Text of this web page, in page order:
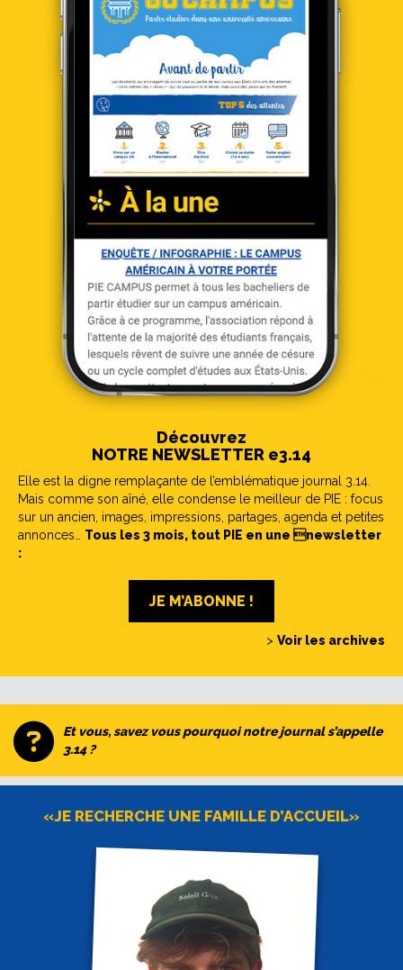
Découvrez
NOTRE NEWSLETTER e3.14
Elle est la digne remplaçante de l’emblématique journal 3.14.
Mais comme son aîné, elle condense le meilleur de PIE : focus
sur un ancien, images, impressions, partages, agenda et petites
annonces… Tous les 3 mois, tout PIE en une newsletter
:
JE M’ABONNE !
> Voir les archives
Et vous, savez vous pourquoi notre journal s’appelle
3.14 ?
«JE RECHERCHE UNE FAMILLE D’ACCUEIL»